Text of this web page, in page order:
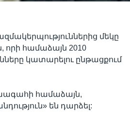
մեկը
որի համաձայն 2010
կատարելու ընթացքում
համաձայն,
են դարձել: